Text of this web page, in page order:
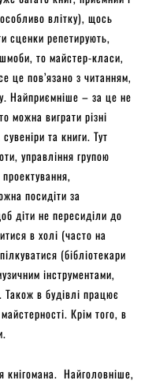
влітку), щось
сценки репетирують,
то майстер-класи,
це пов’язано з читанням,
Найприємніше – за це не
можна виграти різні
та книги. Тут
управління групою
посидіти за
діти не пересиділи до
в холі (часто на
(бібліотекари
інструментами,
в будівлі працює
Крім того, в
кнігомана. Найголовніше,